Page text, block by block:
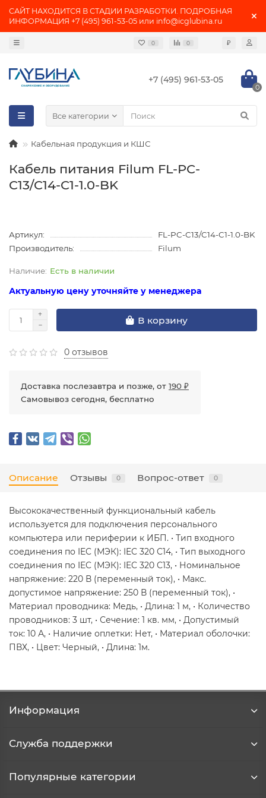
САЙТ НАХОДИТСЯ В СТАДИИ РАЗРАБОТКИ. ПОДРОБНАЯ
ИНФОРМАЦИЯ +7 (495) 961-53-05 или info@icglubina.ru
0 0 ₽
+7 (495) 961-53-05
0
Все категории
Кабельная продукция и КШС
Кабель питания Filum FL-PC-
C13/C14-C1-1.0-BK
Артикул:
FL-PC-C13/C14-C1-1.0-BK
Производитель:
Filum
Есть в наличии
Актуальную цену уточняйте у менеджера
В корзину
0 отзывов
Доставка послезавтра и позже, от 190 ₽
Самовывоз сегодня, бесплатно
Описание Отзывы 0 Вопрос-ответ 0
Высококачественный функциональный кабель
используется для подключения персонального
компьютера или периферии к ИБП. • Тип входного
соединения по IEC (МЭК): IEC 320 C14, • Тип выходного
соединения по IEC (МЭК): IEC 320 C13, • Номинальное
напряжение: 220 В (переменный ток), • Макс.
допустимое напряжение: 250 В (переменный ток), •
Материал проводника: Медь, • Длина: 1 м, • Количество
проводников: 3 шт, • Сечение: 1 кв. мм, • Допустимый
ток: 10 А, • Наличие оплетки: Нет, • Материал оболочки:
ПВХ, • Цвет: Черный, • Длина: 1м.
Информация
Служба поддержки
Популярные категории